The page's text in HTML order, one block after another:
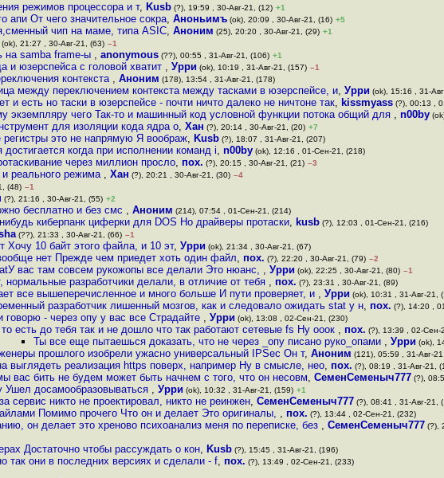
режимов процессора и т, Kusb (?), 19:59 , 30-Авг-21, (12) +1
апи От чего значительное сокра, Аноньимъ (ok), 20:09 , 30-Авг-21, (16) +5
чип на маме, типа ASIC, Аноним (25), 20:20 , 30-Авг-21, (29) +1
(ok), 21:27 , 30-Авг-21, (63) –1
на samba frame-ы , anonymous (??), 00:55 , 31-Авг-21, (106) +1
и юзерспейса с головой хватит , Урри (ok), 10:19 , 31-Авг-21, (157) –1
контекста , Аноним (178), 13:54 , 31-Авг-21, (178)
между переключением контекста между тасками в юзерспейсе, и, Урри (ok), 15:16 , 31-
и есть но таски в юзерспейсе - почти ничто далеко не ничтоне так, kissmyass (?), 00:13 ,
экземпляру чего Так-то и машинный код условной функции потока общий для , n00by
для изоляции кода ядра о, Хан (?), 20:14 , 30-Авг-21, (20) +7
это не напрямую Я воображ, Kusb (?), 18:07 , 31-Авг-21, (207)
когда при исполнении команд i, n00by (ok), 12:16 , 01-Сен-21, (218)
через миллион просло, пох. (?), 20:15 , 30-Авг-21, (21) –3
реального режима , Хан (?), 20:21 , 30-Авг-21, (30) –4
(48) –1
(?), 21:16 , 30-Авг-21, (55) +2
бесплатно и без смс , Аноним (214), 07:54 , 01-Сен-21, (214)
киберпанк циферки для DOS Но драйверы протаски, kusb (?), 12:03 , 01-Сен-21, (216)
(??), 21:33 , 30-Авг-21, (66) –1
Хочу 10 байт этого файла, и 10 эт, Урри (ok), 21:34 , 30-Авг-21, (67)
нет Прежде чем приедет хоть один файл, пох. (?), 22:20 , 30-Авг-21, (79) –2
вас там совсем рукожопы все делали Это нюанс, , Урри (ok), 22:25 , 30-Авг-21, (80) –1
нормальные разработчики делали, в отличие от тебя , пох. (?), 23:31 , 30-Авг-21, (89)
все вышеперечисленное и много больше И пути проверяет, и , Урри (ok), 10:31 , 31-Авг-21,
разработчик лишенный мозгов, как и следовало ожидать stat у н, пох. (?), 14:20 ,
говорю - через опу у вас все Страдайте , Урри (ok), 13:08 , 02-Сен-21, (230)
то есть до тебя так и не дошло что так работают сетевые fs Ну ооок , пох. (?), 13:39 , 02-Сен-
Ты все еще пытаешься доказать, что не через _опу писано руко_опами , Урри (ok),
прошлого изобрели ужасно универсальный IPSec Он т, Аноним (121), 05:59 , 31-Авг-
выглядеть реализация https поверх, например Ну в смысле, нео, пох. (?), 08:19 , 31-Авг-21,
вас бить не будем может быть начнем с того, что он несовм, СеменСеменыч777 (?),
Ушел досамообразовываться , Урри (ok), 10:32 , 31-Авг-21, (159) +1
сервис никто не проектировал, никто не реинжен, СеменСеменыч777 (?), 08:41 , 31-Авг-21,
Помимо прочего Что он и делает Это оригиналы, , пох. (?), 13:44 , 02-Сен-21, (232)
он делает это хреново психоанализ меня по переписке, без , СеменСеменыч777 (?),
Достаточно чтобы рассуждать о кон, Kusb (?), 15:45 , 31-Авг-21, (196)
так они в последних версиях и сделали - f, пох. (?), 13:49 , 02-Сен-21, (233)